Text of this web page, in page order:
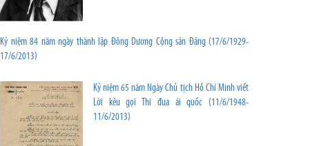
Kỷ niệm 84 năm ngày thành lập Đông Dương Cộng sản Đảng (17/6/1929-
17/6/2013)
Kỷ niệm 65 năm Ngày Chủ tịch Hồ Chí Minh viết
Lời kêu gọi Thi đua ái quốc (11/6/1948-
11/6/2013)